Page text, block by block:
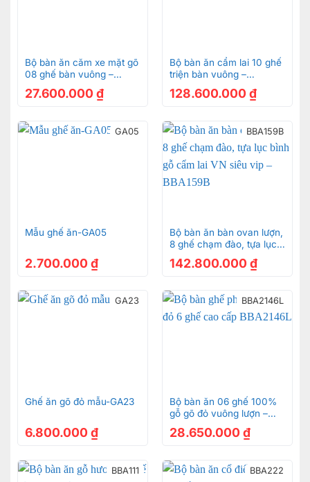
Bộ bàn ăn căm xe mặt gõ
08 ghế bàn vuông –
BBA152
27.600.000 ₫
Bộ bàn ăn cẩm lai 10 ghế
triện bàn vuông –
BBA42410V
128.600.000 ₫
GA05
Mẫu ghế ăn-GA05
2.700.000 ₫
BBA159B
Bộ bàn ăn bàn ovan lượn,
8 ghế chạm đào, tựa lục
vip – BBA159B
142.800.000 ₫
GA23
Ghế ăn gõ đỏ mẫu-GA23
6.800.000 ₫
BBA2146L
Bộ bàn ăn 06 ghế 100%
gỗ gõ đỏ vuông lượn –
BBA2146L
28.650.000 ₫
BBA111 BBA222